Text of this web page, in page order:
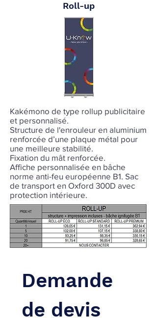
Roll-up
Kakémono de type rollup publicitaire
et personnalisé.
Structure de l'enrouleur en aluminium
renforcée d’une plaque métal pour
une meilleure stabilité.
Fixation du mât renforcée.
Affiche personnalisée en bâche
norme anti-feu européenne B1. Sac
de transport en Oxford 300D avec
protection intérieure.
Demande
de devis